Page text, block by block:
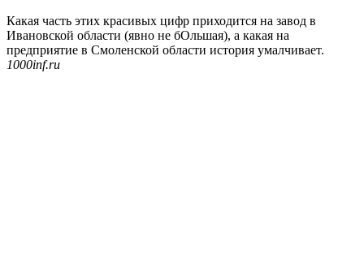
Какая часть этих красивых цифр приходится на завод в
Ивановской области (явно не бОльшая), а какая на
предприятие в Смоленской области история умалчивает.
1000inf.ru